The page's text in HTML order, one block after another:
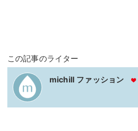
この記事のライター
michill ファッション